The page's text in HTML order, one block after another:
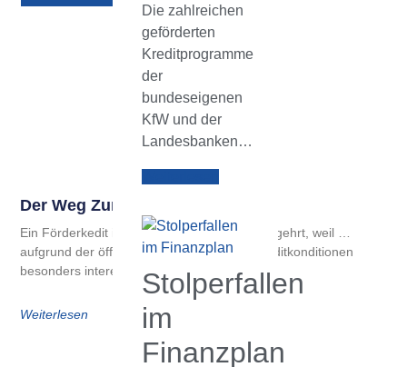
Die zahlreichen
geförderten
Kreditprogramme
der
bundeseigenen
KfW und der
Landesbanken…
Stolperfallen
im
Finanzplan
Der Weg Zum Förderkredit
Ein Förderkedit ist aus zweierlei Gründen begehrt, weil …
aufgrund der öffentlichen Förderung die Kreditkonditionen
besonders interessant sind (d. h.
Weiterlesen